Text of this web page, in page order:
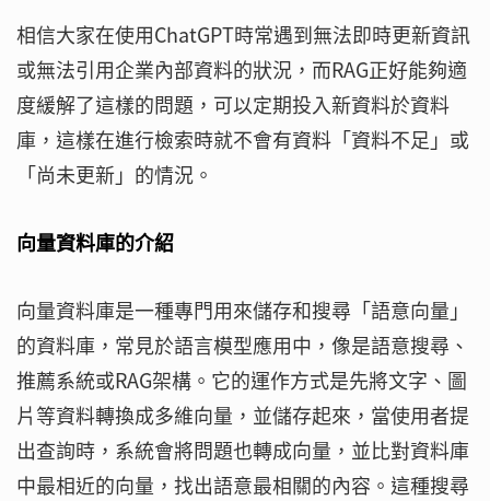
相信大家在使用ChatGPT時常遇到無法即時更新資訊
或無法引用企業內部資料的狀況，而RAG正好能夠適
度緩解了這樣的問題，可以定期投入新資料於資料
庫，這樣在進行檢索時就不會有資料「資料不足」或
「尚未更新」的情況。
向量資料庫的介紹
向量資料庫是一種專門用來儲存和搜尋「語意向量」
的資料庫，常見於語言模型應用中，像是語意搜尋、
推薦系統或RAG架構。它的運作方式是先將文字、圖
片等資料轉換成多維向量，並儲存起來，當使用者提
出查詢時，系統會將問題也轉成向量，並比對資料庫
中最相近的向量，找出語意最相關的內容。這種搜尋